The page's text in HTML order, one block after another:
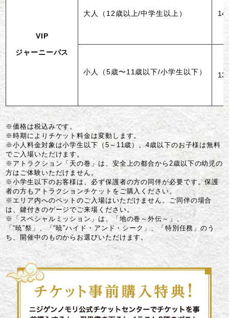
VIP
ジャーニーパス
大人（12歳以上/中学生以上）
小人（5歳〜11歳以下/小学生以下）
※価格は税込みです。
※時期によりチケット料金は変動します。
※小人料金対象は小学生以下（5～11歳）。4歳以下のお子様は無料
でご入場いただけます。
※アトラクション「天の巻」は、安全上の都合から2歳以下の幼児の
方はご体験いただけません。
※小学生以下のお客様は、必ず保護者の方の同伴が必要です。保護
者の方もアトラクションチケットをご購入ください。
※エリア内へのペットのご入場はいただけません。ご同伴の場合
は、鍵付きのゲージでご来場ください。
※「スペシャルミッション」は、「地の巻～外伝～」、
「“暁”祭」、「“暁”ハイド・アンド・シーク」、「特別任務」のう
ち、開催中のものからお選びいただけます。